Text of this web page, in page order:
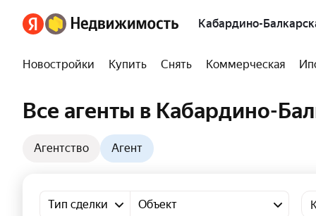
Кабардино-
Новостройки Купить Снять Коммерческая
Все агенты в Кабардино-
Агентство Агент
Тип сделки Объект